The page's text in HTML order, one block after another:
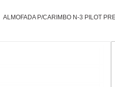
ALMOFADA P/CARIMBO N-3 PILOT